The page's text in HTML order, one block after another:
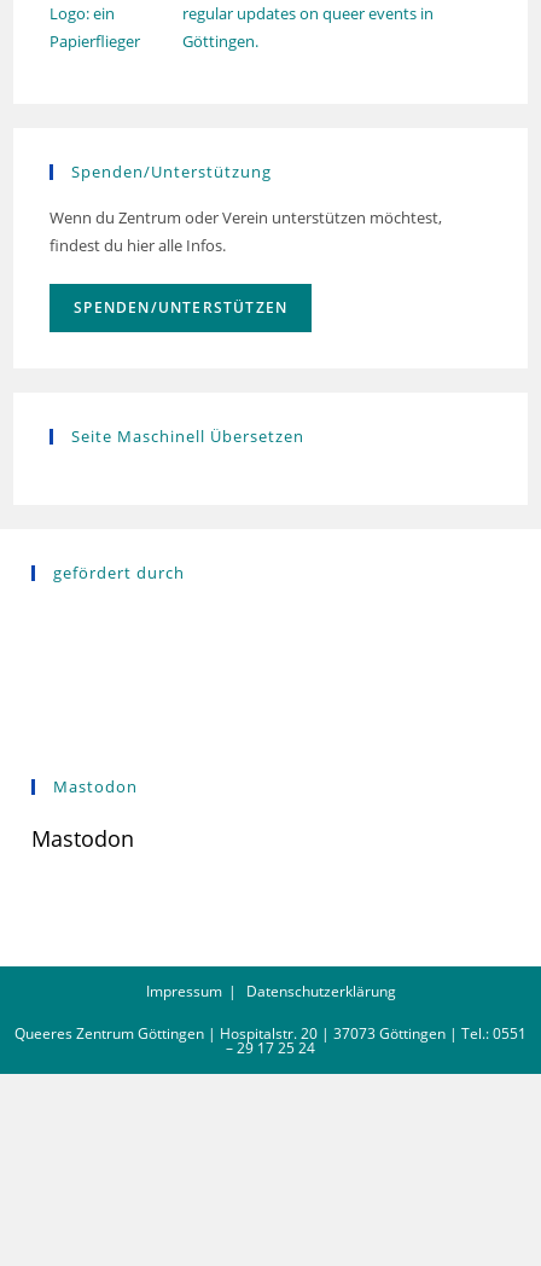
regular updates on queer events in
Göttingen.
Spenden/Unterstützung
Wenn du Zentrum oder Verein unterstützen möchtest,
findest du hier alle Infos.
SPENDEN/UNTERSTÜTZEN
Seite Maschinell Übersetzen
gefördert durch
Mastodon
Mastodon
Impressum Datenschutzerklärung
Queeres Zentrum Göttingen | Hospitalstr. 20 | 37073 Göttingen | Tel.: 0551
– 29 17 25 24